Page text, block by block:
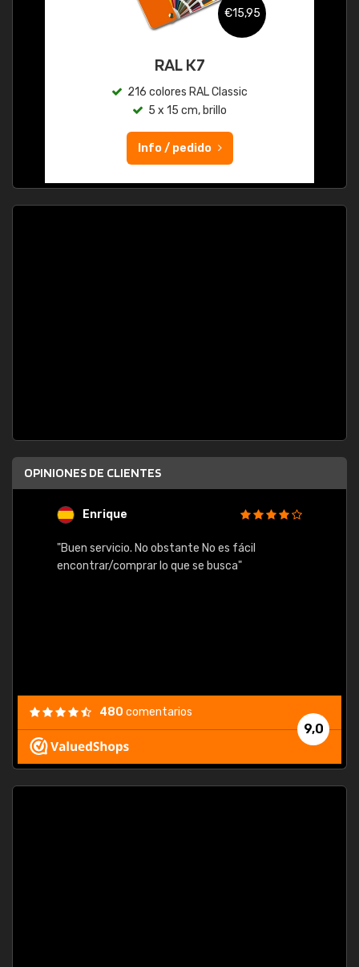
€15,95
RAL K7
216 colores RAL Classic
5 x 15 cm, brillo
Info / pedido
OPINIONES DE CLIENTES
Enrique
"Buen servicio. No obstante No es fácil
encontrar/comprar lo que se busca"
9,0
480 comentarios